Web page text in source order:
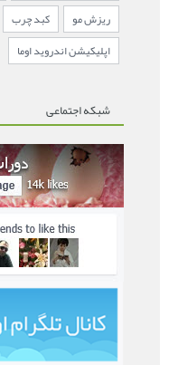
ریزش مو
کبد چرب
اپلیکیشن اندروید اوما
شبکه اجتماعی